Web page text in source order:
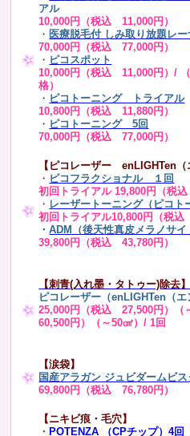
アル
10,000円（税込 11,000円）
・ 医療脱毛付 しみ取り放題レ
70,000円（税込 77,000円）
・ ピコスポット
10,000円（税込 11,000円）/
格）
・ ピコトーニング トライアル
10,800円（税込 11,880円）
・ ピコトーニング 5回
70,000円（税込 77,000円）
【ピコレーザー enLIGHTen（
・ ピコフラクショナル １回
初回トライアル 19,800円（税
・ レーザートーニング（ピコ
初回トライアル10,800円（税込
・ADM（後天性真皮メラノサ
39,800円（税込 43,780円）
【刺青(入れ墨・タトゥー)除去】
ピコレーザー（enLIGHTen（エ
25,000円（税込 27,500円）（
60,500円）（～50㎠）/ 1回
【涙袋】
国産アラガン ジュビダームビ
69,800円（税込 76,780円）
【ニキビ痕・毛穴】
・ POTENZA （CPチップ）4回